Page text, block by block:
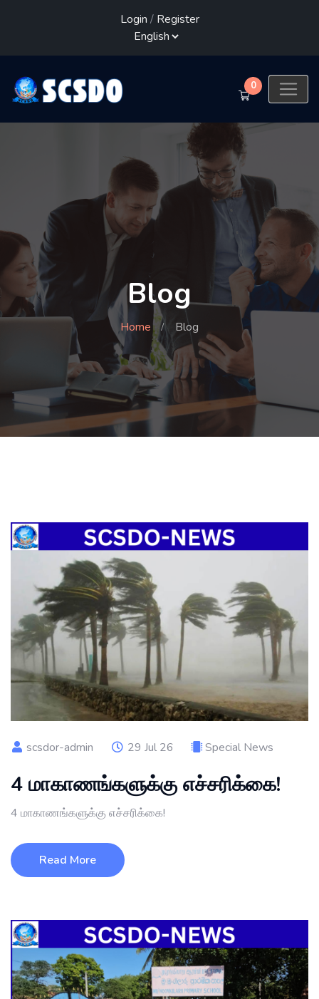
Login / Register
0
Blog
Home Blog
scsdor-admin 29 Jul 26 Special News
4 மாகாணங்களுக்கு எச்சரிக்கை!
4 மாகாணங்களுக்கு எச்சரிக்கை!
Read More